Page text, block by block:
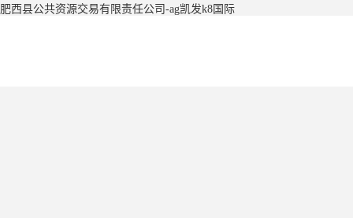
肥西县公共资源交易有限责任公司-ag凯发k8国际